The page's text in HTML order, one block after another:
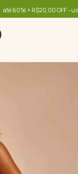
+ R$20,00 OFF - use o